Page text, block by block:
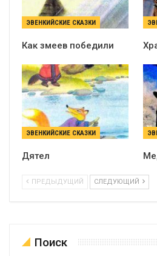
ЭВЕНКИЙСКИЕ СКАЗКИ
Как змеев победили
ЭВЕНКИЙСКИЕ СКАЗКИ
Дятел
ПРЕДЫДУЩИЙ СЛЕДУЮЩИЙ
Поиск